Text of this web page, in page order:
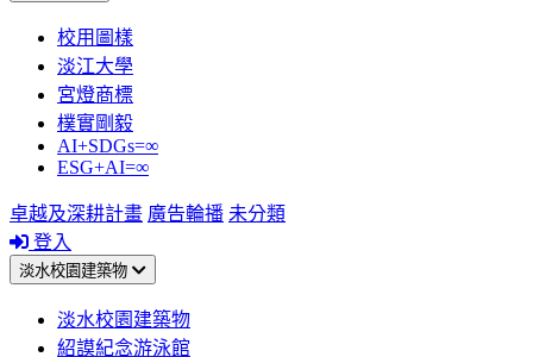
校用圖樣
淡江大學
宮燈商標
樸實剛毅
AI+SDGs=∞
ESG+AI=∞
卓越及深耕計畫 廣告輪播 未分類
登入
淡水校園建築物
淡水校園建築物
紹謨紀念游泳館